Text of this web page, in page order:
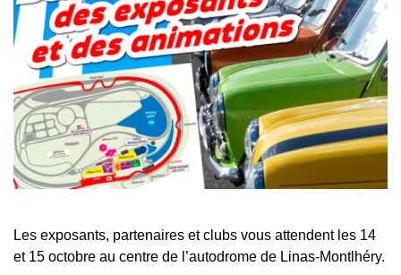
Les exposants, partenaires et clubs vous attendent les 14
et 15 octobre au centre de l’autodrome de Linas-Montlhéry.